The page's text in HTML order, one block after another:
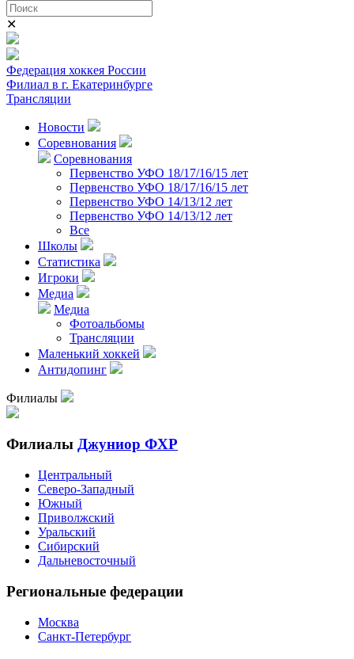
✕
Федерация хоккея России
Филиал в г. Екатеринбурге
Трансляции
Новости
Соревнования
Соревнования
Первенство УФО 18/17/16/15 лет
Первенство УФО 18/17/16/15 лет
Первенство УФО 14/13/12 лет
Первенство УФО 14/13/12 лет
Все
Школы
Статистика
Игроки
Медиа
Медиа
Фотоальбомы
Трансляции
Маленький хоккей
Антидопинг
Филиалы
Филиалы Джуниор ФХР
Центральный
Северо-Западный
Южный
Приволжский
Уральский
Сибирский
Дальневосточный
Региональные федерации
Москва
Санкт-Петербург